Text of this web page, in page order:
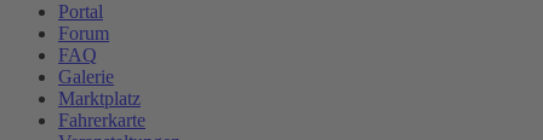
Portal
Forum
FAQ
Galerie
Marktplatz
Fahrerkarte